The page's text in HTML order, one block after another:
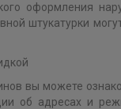
оформления
штукатурки
вы можете
об адресах и